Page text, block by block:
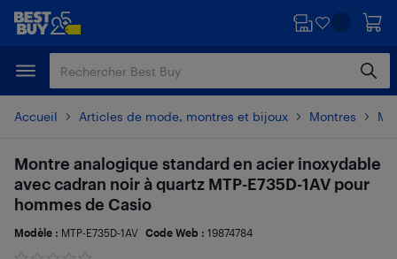
Passer
principal
Passer
Accueil Articles de mode, montres et bijoux Montres
Montre analogique standard en acier inoxydable
avec cadran noir à quartz MTP-E735D-1AV pour
hommes de Casio
Modèle : MTP-E735D-1AV Code Web : 19874784